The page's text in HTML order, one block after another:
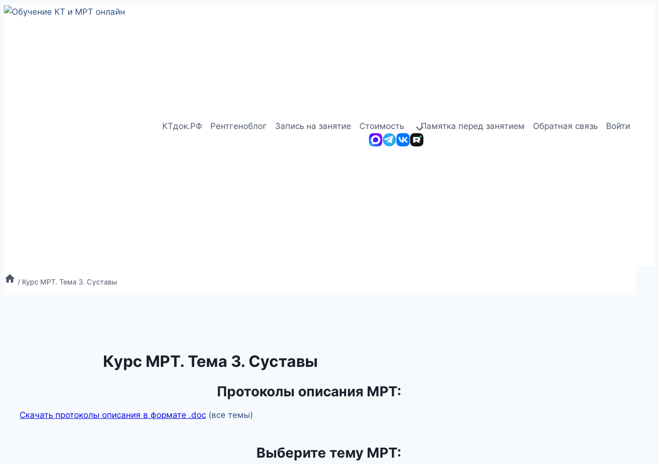
Перейти
КТдок.РФ Рентгеноблог Запись на занятие Стоимость Памятка перед занятием Обратная связь
Войти
MAXTelegram
ВКонтакте
Rutube
/ Курс МРТ. Тема 3. Суставы
Курс МРТ. Тема 3. Суставы
Протоколы описания МРТ:
Скачать протоколы описания в формате .doc (все темы)
Выберите тему МРТ: